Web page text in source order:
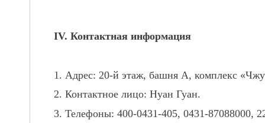
IV. Контактная информация
1. Адрес: 20-й этаж, башня А, комплекс
2. Контактное лицо: Нуан Гуан.
3. Телефоны: 400-0431-405, 0431-87088000,